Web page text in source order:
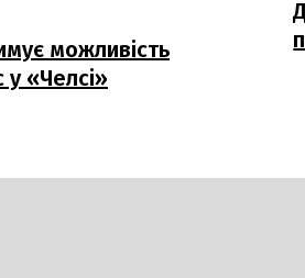
атак РФ на
можливість
у «Челсі»